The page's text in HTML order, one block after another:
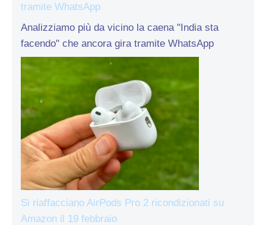
tramite WhatsApp
Analizziamo più da vicino la caena "India sta
facendo" che ancora gira tramite WhatsApp
Si riaffacciano AirPods Pro 2 ricondizionati su
Amazon il 19 febbraio